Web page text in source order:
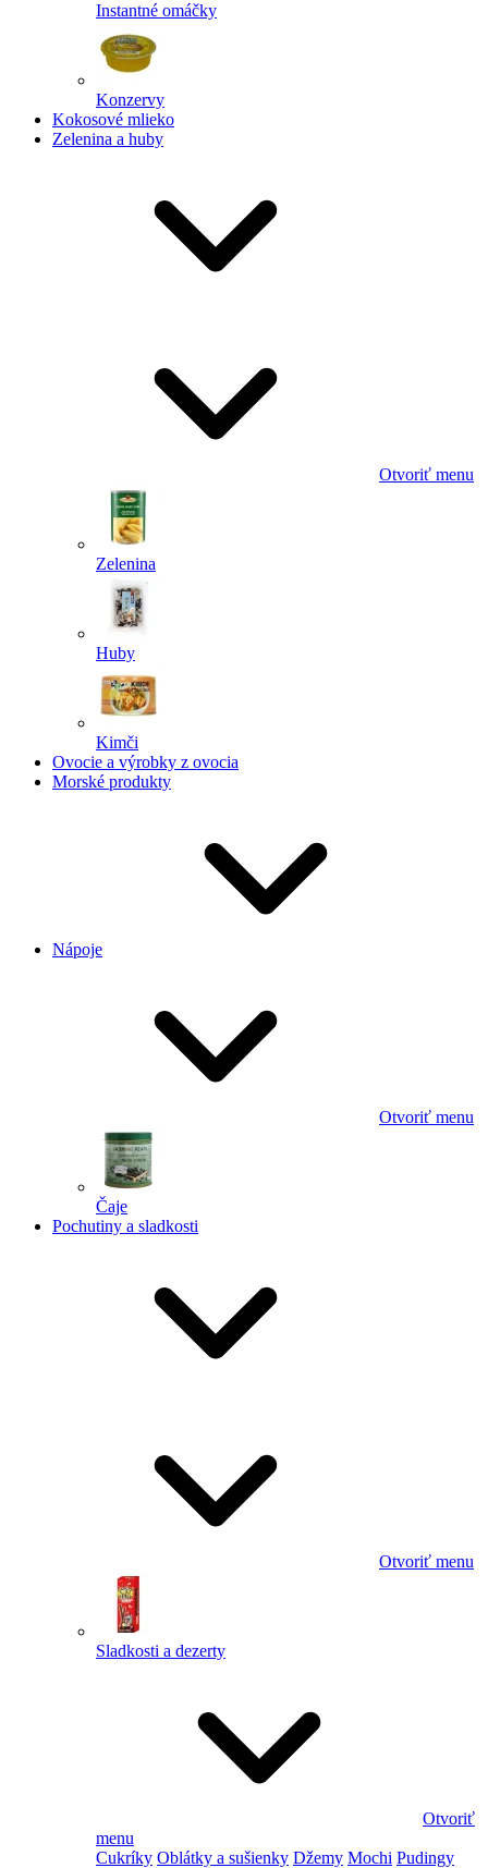
Instantné omáčky
Konzervy
Kokosové mlieko
Zelenina a huby
Otvoriť menu
Zelenina
Huby
Kimči
Ovocie a výrobky z ovocia
Morské produkty
Nápoje
Otvoriť menu
Čaje
Pochutiny a sladkosti
Otvoriť menu
Sladkosti a dezerty
Otvoriť
menu
Cukríky Oblátky a sušienky Džemy Mochi Pudingy